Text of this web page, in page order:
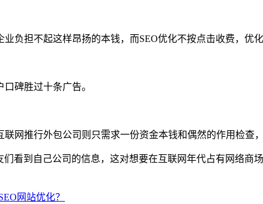
负担不起这样昂扬的本钱，而SEO优化不按点击收费，优
碑胜过十条广告。
网推行外包公司则只需求一份资金本钱和偶然的作用检查
看到自己公司的信息，这对想要在互联网年代占有网络商
网站优化？